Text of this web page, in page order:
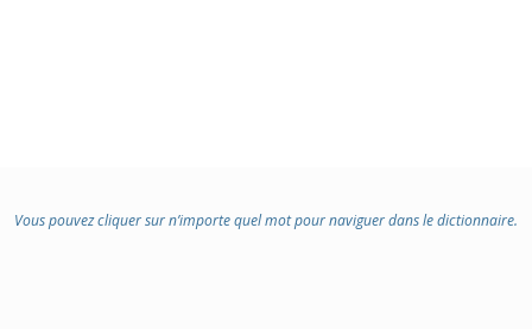
Vous pouvez cliquer sur n’importe quel mot pour naviguer dans le dictionnaire.